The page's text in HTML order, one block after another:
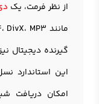
از نظر فرمت، یک
گیرنده دیجیتال
این استاندارد
امکان دریافت